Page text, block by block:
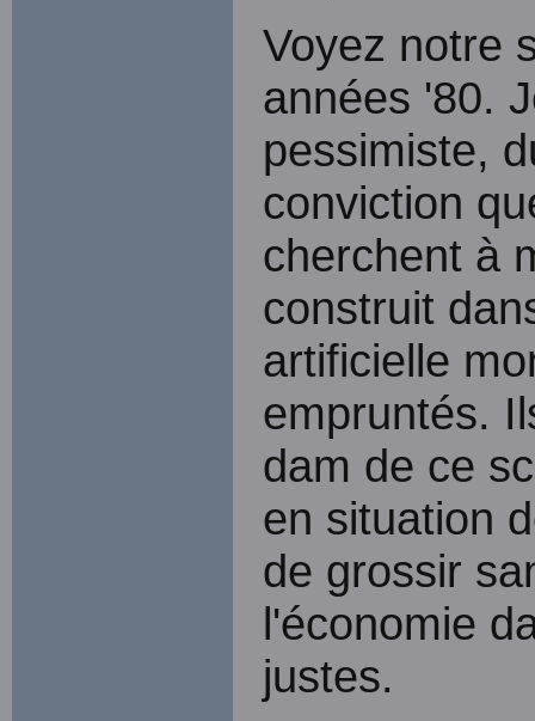
Voyez notre
années '80.
pessimiste,
conviction
cherchent à
construit
artificielle
empruntés.
dam de ce
en situation
de grossir
l'économie
justes.